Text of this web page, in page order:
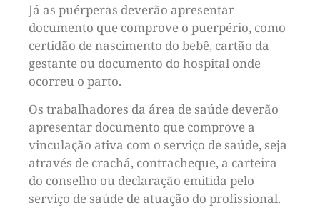
Já as puérperas deverão apresentar
documento que comprove o puerpério, como
certidão de nascimento do bebê, cartão da
gestante ou documento do hospital onde
ocorreu o parto.
Os trabalhadores da área de saúde deverão
apresentar documento que comprove a
vinculação ativa com o serviço de saúde, seja
através de crachá, contracheque, a carteira
do conselho ou declaração emitida pelo
serviço de saúde de atuação do profissional.